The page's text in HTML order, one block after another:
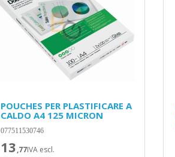
POUCHES PER PLASTIFICARE A
CALDO A4 125 MICRON
077511530746
13,77IVA escl.